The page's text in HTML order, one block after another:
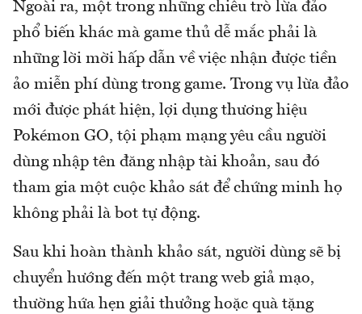
Ngoài ra, một trong những chiêu trò lừa đảo
phổ biến khác mà game thủ dễ mắc phải là
những lời mời hấp dẫn về việc nhận được tiền
ảo miễn phí dùng trong game. Trong vụ lừa đảo
mới được phát hiện, lợi dụng thương hiệu
Pokémon GO, tội phạm mạng yêu cầu người
dùng nhập tên đăng nhập tài khoản, sau đó
tham gia một cuộc khảo sát để chứng minh họ
không phải là bot tự động.
Sau khi hoàn thành khảo sát, người dùng sẽ bị
chuyển hướng đến một trang web giả mạo,
thường hứa hẹn giải thưởng hoặc quà tặng